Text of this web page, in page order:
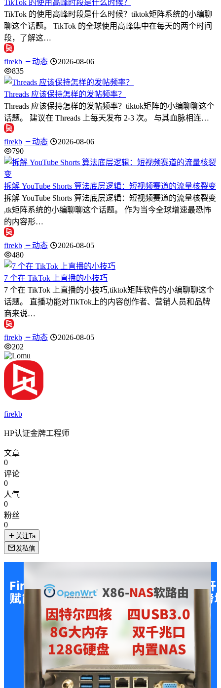
TikTok 的使用高峰时段是什么时候？
TikTok 的使用高峰时段是什么时候？tiktok矩阵系统的小编聊
聊这个话题。 TikTok 的全球使用高峰集中在每天的两个时间
段，了解这…
firekb 动态
2026-08-06
835
Threads 应该保持怎样的发帖频率？
Threads 应该保持怎样的发帖频率？tiktok矩阵的小编聊聊这个
话题。 建议在 Threads 上每天发布 2-3 次。 与其血脉相连…
firekb 动态
2026-08-06
790
拆解 YouTube Shorts 算法底层逻辑：短视频赛道的流量核裂变
拆解 YouTube Shorts 算法底层逻辑：短视频赛道的流量核裂变
,tk矩阵系统的小编聊聊这个话题。 作为当今全球增速最恐怖
的内容形…
firekb 动态
2026-08-05
480
7 个在 TikTok 上直播的小技巧
7 个在 TikTok 上直播的小技巧,tiktok矩阵软件的小编聊聊这个
话题。 直播功能对TikTok上的内容创作者、营销人员和品牌
商来说…
firekb 动态
2026-08-05
202
firekb
HP认证金牌工程师
文章
0
评论
0
人气
0
粉丝
0
关注Ta
发私信